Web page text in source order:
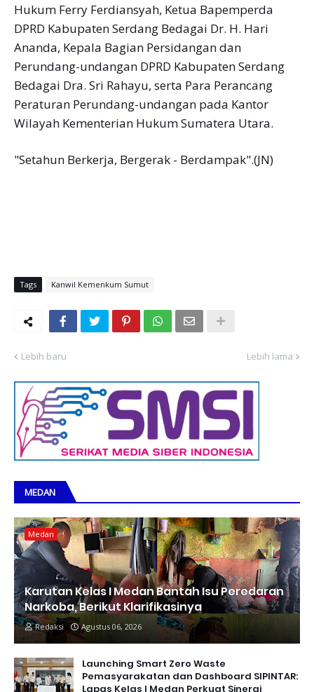
Hukum Ferry Ferdiansyah, Ketua Bapemperda
DPRD Kabupaten Serdang Bedagai Dr. H. Hari
Ananda, Kepala Bagian Persidangan dan
Perundang-undangan DPRD Kabupaten Serdang
Bedagai Dra. Sri Rahayu, serta Para Perancang
Peraturan Perundang-undangan pada Kantor
Wilayah Kementerian Hukum Sumatera Utara.
"Setahun Berkerja, Bergerak - Berdampak".(JN)
Tags Kanwil Kemenkum Sumut
Lebih baru Lebih lama
MEDAN
Medan
Karutan Kelas I Medan Bantah Isu Peredaran
Narkoba, Berikut Klarifikasinya
Redaksi Agustus 06, 2026
Launching Smart Zero Waste
Pemasyarakatan dan Dashboard SIPINTAR:
Lapas Kelas I Medan Perkuat Sinergi